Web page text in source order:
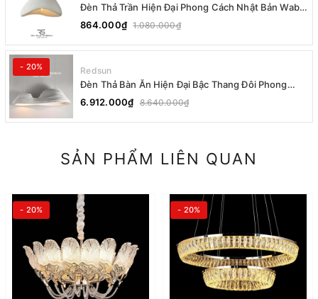
Đèn Thả Trần Hiện Đại Phong Cách Nhật Bản Wabi-
sabi CDT-T036 Dáng A
864.000₫ 1.080.000₫
- 20% Redsun
Đèn Thả Bàn Ăn Hiện Đại Bậc Thang Đôi Phong
Cách Nhật Bản Wabi-sabi DC-T078A
6.912.000₫ 8.640.000₫
SẢN PHẨM LIÊN QUAN
- 20% - 20%